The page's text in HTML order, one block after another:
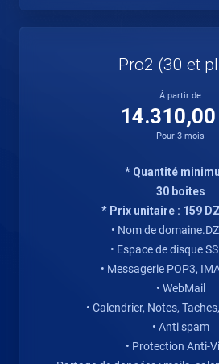
Pro2 (30 et
À partir de
14.310,00
Pour 3 mois
* Quantité
30 boites
* Prix unitaire : 159
• Nom de
• Espace de disque
• Messagerie POP3,
• WebMail
• Calendrier, Notes,
• Anti spam
• Protection Anti-